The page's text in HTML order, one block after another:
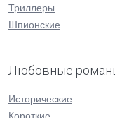
Триллеры
Шпионские
Любовные
Исторические